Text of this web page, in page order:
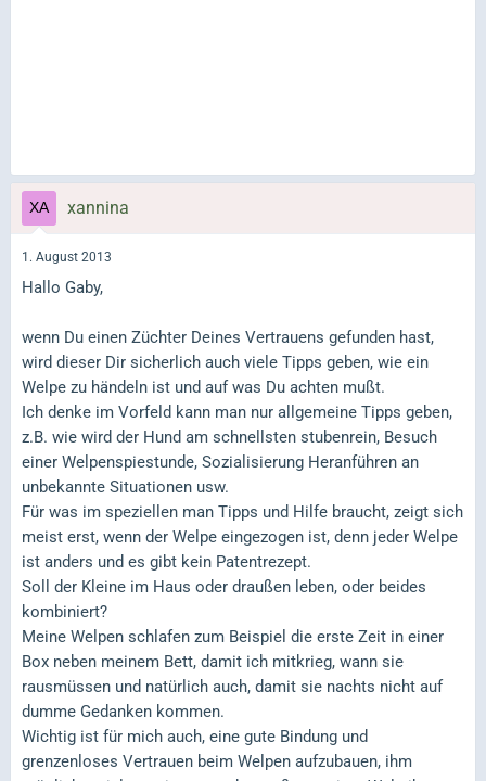
xannina
1. August 2013
Hallo Gaby,
wenn Du einen Züchter Deines Vertrauens gefunden hast,
wird dieser Dir sicherlich auch viele Tipps geben, wie ein
Welpe zu händeln ist und auf was Du achten mußt.
Ich denke im Vorfeld kann man nur allgemeine Tipps geben,
z.B. wie wird der Hund am schnellsten stubenrein, Besuch
einer Welpenspiestunde, Sozialisierung Heranführen an
unbekannte Situationen usw.
Für was im speziellen man Tipps und Hilfe braucht, zeigt sich
meist erst, wenn der Welpe eingezogen ist, denn jeder Welpe
ist anders und es gibt kein Patentrezept.
Soll der Kleine im Haus oder draußen leben, oder beides
kombiniert?
Meine Welpen schlafen zum Beispiel die erste Zeit in einer
Box neben meinem Bett, damit ich mitkrieg, wann sie
rausmüssen und natürlich auch, damit sie nachts nicht auf
dumme Gedanken kommen.
Wichtig ist für mich auch, eine gute Bindung und
grenzenloses Vertrauen beim Welpen aufzubauen, ihm